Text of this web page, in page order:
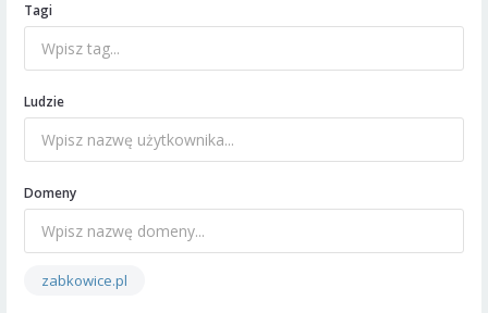
Tagi
Ludzie
Domeny
zabkowice.pl